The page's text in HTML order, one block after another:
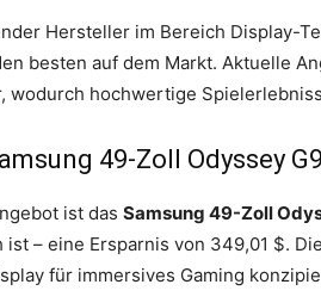
Hersteller im Bereich Display-
besten auf dem Markt. Aktuelle
wodurch hochwertige
49-Zoll Odyssey
ist das Samsung 49-Zoll
– eine Ersparnis von 349,01 $.
für immersives Gaming